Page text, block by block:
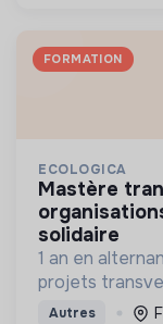
FORMATION
ECOLOGICA
mastère transition écologique et
solidaire
1 an en
projets
organisations
Autres